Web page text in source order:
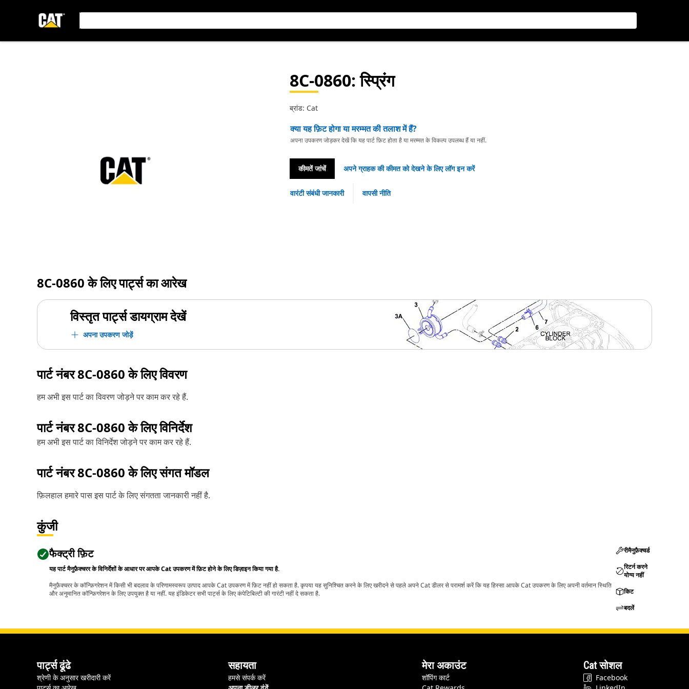
8C-0860: स्प्रिंग
ब्रांड: Cat
क्या यह फ़िट होगा या मरम्मत की तलाश में हैं?
अपना उपकरण जोड़कर देखें कि यह पार्ट फ़िट होता है या मरम्मत के विकल्प उपलब्ध हैं या नहीं.
कीमतें जांचें अपने ग्राहक की कीमत को देखने के लिए लॉग इन करें
वारंटी संबंधी जानकारी वापसी नीति
8C-0860के लिए पार्ट्स का आरेख
विस्तृत पार्ट्स डायग्राम देखें
अपना उपकरण जोड़ें
पार्ट नंबर8C-0860के लिए विवरण
हम अभी इस पार्ट का विवरण जोड़ने पर काम कर रहे हैं.
पार्ट नंबर8C-0860के लिए विनिर्देश
हम अभी इस पार्ट का विनिर्देश जोड़ने पर काम कर रहे हैं.
पार्ट नंबर8C-0860के लिए संगत मॉडल
फ़िलहाल हमारे पास इस पार्ट के लिए संगतता जानकारी नहीं है.
कुंजी
फैक्ट्री फ़िट
यह पार्ट मैनुफ़ैक्चरर के विनिर्देशों के आधार पर आपके Cat उपकरण में फ़िट होने के लिए डिज़ाइन किया गया है.
मैनुफ़ैक्चरर के कॉन्फ़िगरेशन में किसी भी बदलाव के परिणामस्वरूप उत्पाद आपके Cat उपकरण में फ़िट नहीं हो सकता है. कृपया यह सुनिश्चित करने के लिए खरीदने से पहले अपने Cat डीलर से परामर्श करें कि यह हिस्सा आपके Cat उपकरण के लिए अपनी वर्तमान स्थिति
और अनुमानित कॉन्फ़िगरेशन के लिए उपयुक्त है या नहीं. यह इंडिकेटर सभी पार्ट्स के लिए कंपेटिबिल्टी की गारंटी नहीं दे सकता है.
रीमैनुफ़ैक्चर्ड
रिटर्न करने
योग्य नहीं
किट
बदलें
पार्ट्स ढूंढे
श्रेणी के अनुसार खरीदारी करें
सहायता
हमसे संपर्क करें
मेरा अकाउंट
शॉपिंग कार्ट
Cat सोशल
Facebook